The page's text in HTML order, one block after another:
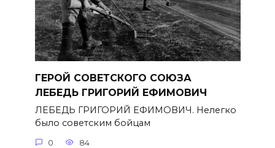
ГЕРОЙ СОВЕТСКОГО СОЮЗА
ЛЕБЕДЬ ГРИГОРИЙ ЕФИМОВИЧ
ЛЕБЕДЬ ГРИГОРИЙ ЕФИМОВИЧ. Нелегко
было советским бойцам
0 84